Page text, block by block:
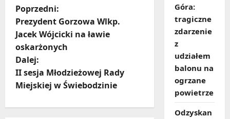
Z
o
b
a
Poprzedni:
Prezydent Gorzowa Wlkp.
Jacek Wójcicki na ławie
oskarżonych
Dalej:
II sesja Młodzieżowej Rady
Miejskiej w Świebodzinie
Góra:
tragiczne
zdarzenie
z
udziałem
balonu na
ogrzane
powietrze
Odzyskan